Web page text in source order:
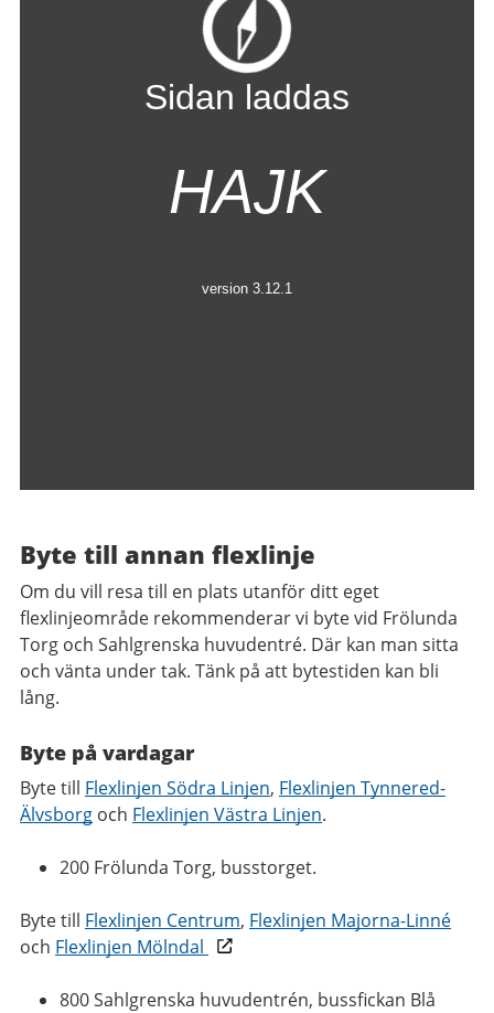
Byte till annan flexlinje
Om du vill resa till en plats utanför ditt eget
flexlinjeområde rekommenderar vi byte vid Frölunda
Torg och Sahlgrenska huvudentré. Där kan man sitta
och vänta under tak. Tänk på att bytestiden kan bli
lång.
Byte på vardagar
Byte till Flexlinjen Södra Linjen, Flexlinjen Tynnered-
Älvsborg och Flexlinjen Västra Linjen.
200 Frölunda Torg, busstorget.
Byte till Flexlinjen Centrum, Flexlinjen Majorna-Linné
och Flexlinjen Mölndal
800 Sahlgrenska huvudentrén, bussfickan Blå